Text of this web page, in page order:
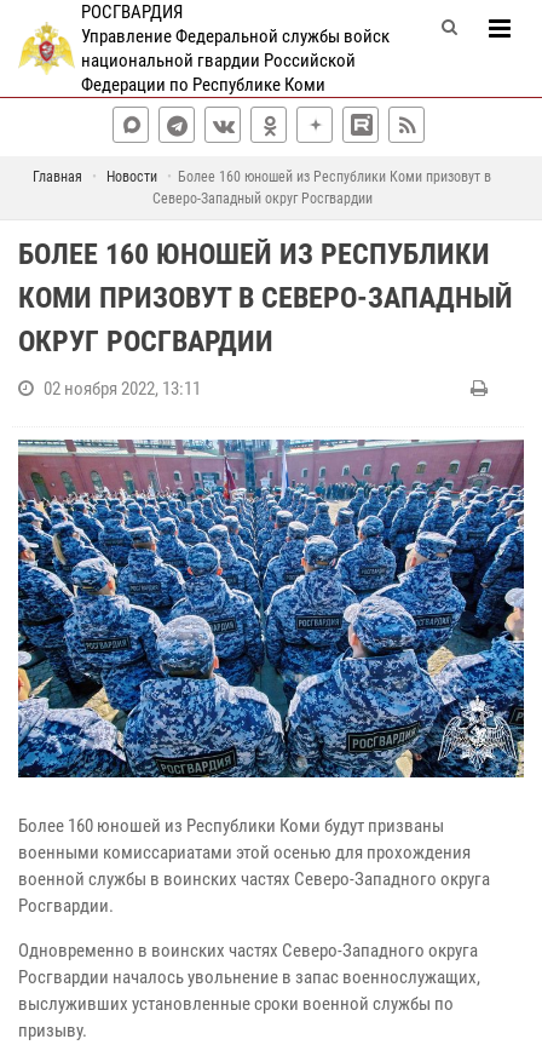
РОСГВАРДИЯ
Управление Федеральной службы войск
национальной гвардии Российской
Федерации по Республике Коми
Главная Новости
Более 160 юношей из Республики Коми призовут в
Северо-Западный округ Росгвардии
БОЛЕЕ 160 ЮНОШЕЙ ИЗ РЕСПУБЛИКИ
КОМИ ПРИЗОВУТ В СЕВЕРО-ЗАПАДНЫЙ
ОКРУГ РОСГВАРДИИ
02 ноября 2022, 13:11
Более 160 юношей из Республики Коми будут призваны
военными комиссариатами этой осенью для прохождения
военной службы в воинских частях Северо-Западного округа
Росгвардии.
Одновременно в воинских частях Северо-Западного округа
Росгвардии началось увольнение в запас военнослужащих,
выслуживших установленные сроки военной службы по
призыву.